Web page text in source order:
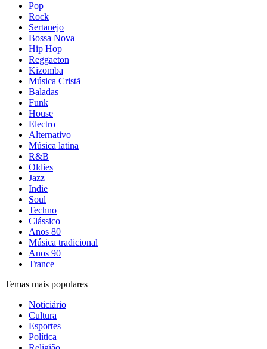
Pop
Rock
Sertanejo
Bossa Nova
Hip Hop
Reggaeton
Kizomba
Música Cristã
Baladas
Funk
House
Electro
Alternativo
Música latina
R&B
Oldies
Jazz
Indie
Soul
Techno
Clássico
Anos 80
Música tradicional
Anos 90
Trance
Temas mais populares
Noticiário
Cultura
Esportes
Política